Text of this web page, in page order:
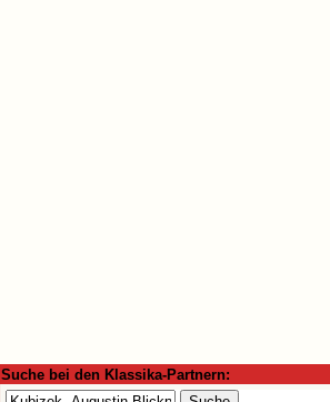
Suche bei den Klassika-Partnern: